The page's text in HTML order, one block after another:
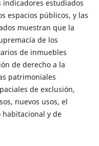
indicadores estudiados
espacios públicos, y las
muestran que la
de los
de inmuebles
de derecho a la
patrimoniales
de exclusión,
nuevos usos, el
y de